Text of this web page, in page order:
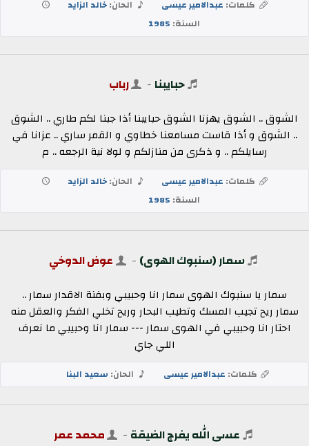
كلمات: عبدالامير عيسى الحان:خالد الزايد
السنة: 1985
حبايبنا - رباب
الشوق .. الشوق يهزنا الشوق حبايبنا أذا جبنا لكم طاري .. الشوق
.. الشوق و أذا قاست مسامعنا خطاوي و القمر ساري .. عزانا في
رسايلكم .. و ذكرى من منازلكم و لولا نية الرجعه .. م
كلمات: عبدالامير عيسى الحان:خالد الزايد
السنة: 1985
سمار (سنبوك الهوى) - عوض الدوخي
سمار يا سنبوك الهوى سمار انا وحبيبي وبفنة الاقدار سمار ..
سمار ريح تجيب المسك وتطيب البحار وريح تخلي الفكر والعقل منه
احتار انا وحبيبي في الهوى سمار --- سمار انا وحبيبي ما نعرف
اللي جاي
كلمات: عبدالامير عيسى الحان: سعيد البنا
عسى الله يفرج الضيقة - محمد عمر